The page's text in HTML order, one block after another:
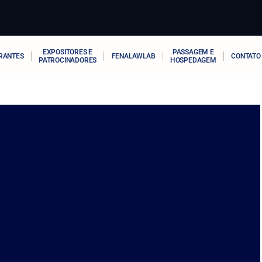
EXPOSITORES E
PATROCINADORES
FENALAWLAB
PASSAGEM E
HOSPEDAGEM
CONTATO